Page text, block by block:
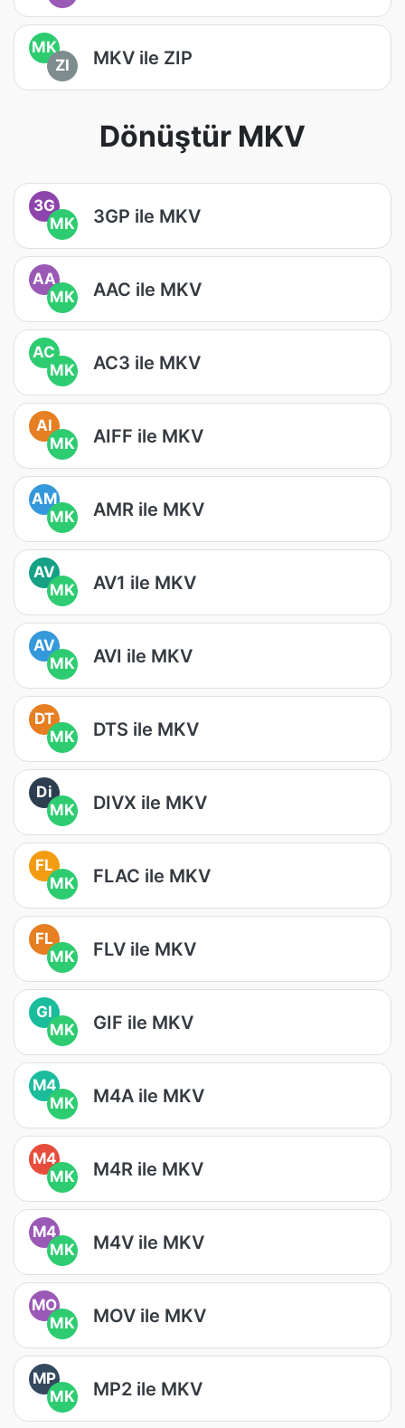
MK
ZI
MKV ile ZIP
Dönüştür MKV
3G
MK
3GP ile MKV
AA
MK
AAC ile MKV
AC
MK
AC3 ile MKV
AI
MK
AIFF ile MKV
AM
MK
AMR ile MKV
AV
MK
AV1 ile MKV
AV
MK
AVI ile MKV
DT
MK
DTS ile MKV
Di
MK
DIVX ile MKV
FL
MK
FLAC ile MKV
FL
MK
FLV ile MKV
GI
MK
GIF ile MKV
M4
MK
M4A ile MKV
M4
MK
M4R ile MKV
M4
MK
M4V ile MKV
MO
MK
MOV ile MKV
MP
MK
MP2 ile MKV